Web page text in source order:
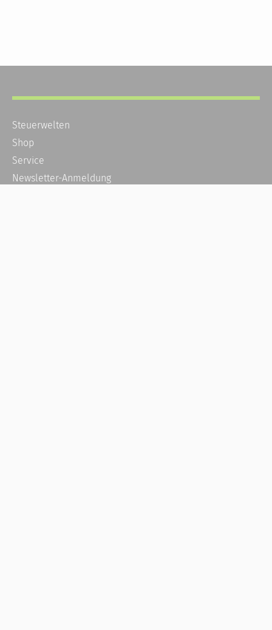
Steuerwelten
Shop
Service
Newsletter-Anmeldung